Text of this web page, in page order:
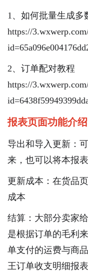
1、如何批量生成多
https://
2、订单配对教程
https://
报表页面功能介绍
导出和导入更新：
来，也可以将本报
更新成本：在货品
成本
结算：大部分卖家
是根据订单的毛利
单支付的运费与商
王订单收支明细报